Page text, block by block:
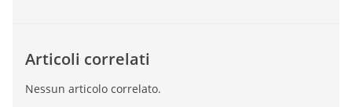
Articoli correlati
Nessun articolo correlato.